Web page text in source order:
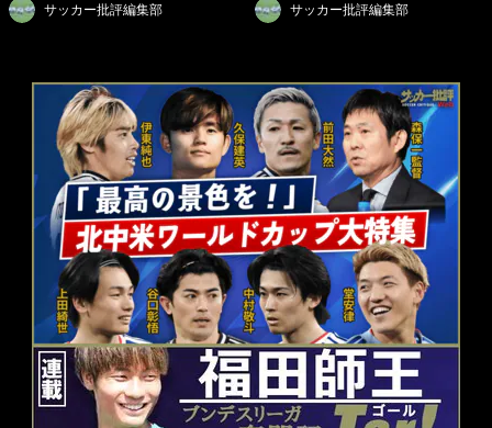
サッカー批評編集部 サッカー批評編集部